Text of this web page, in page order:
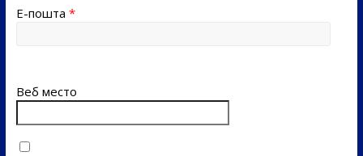
Е-пошта *
Веб место